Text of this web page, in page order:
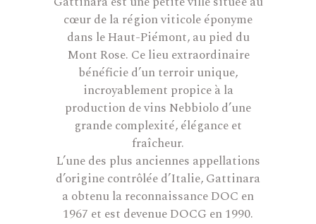
cœur de la région viticole éponyme
dans le Haut-Piémont, au pied du
Mont Rose. Ce lieu extraordinaire
bénéficie d’un terroir unique,
incroyablement propice à la
production de vins Nebbiolo d’une
grande complexité, élégance et
fraîcheur.
L’une des plus anciennes appellations
d’origine contrôlée d’Italie, Gattinara
a obtenu la reconnaissance DOC en
1967 et est devenue DOCG en 1990.